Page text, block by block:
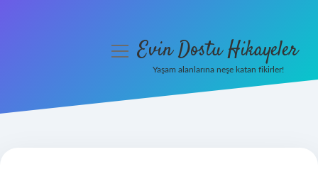
menüyüEvin Dostu Hikayeler
Yaşam alanlarına neşe katan fikirler!